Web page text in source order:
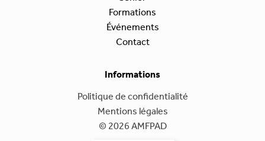
Formations
Événements
Contact
Informations
Politique de confidentialité
Mentions légales
© 2026 AMFPAD